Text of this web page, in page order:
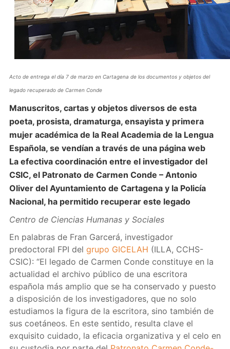
Acto de entrega el día 7 de marzo en Cartagena de los documentos y objetos del
legado recuperado de Carmen Conde
Manuscritos, cartas y objetos diversos de esta
poeta, prosista, dramaturga, ensayista y primera
mujer académica de la Real Academia de la Lengua
Española, se vendían a través de una página web
La efectiva coordinación entre el investigador del
CSIC, el Patronato de Carmen Conde – Antonio
Oliver del Ayuntamiento de Cartagena y la Policía
Nacional, ha permitido recuperar este legado
Centro de Ciencias Humanas y Sociales
En palabras de Fran Garcerá, investigador
predoctoral FPI del grupo GICELAH (ILLA, CCHS-
CSIC): “El legado de Carmen Conde constituye en la
actualidad el archivo público de una escritora
española más amplio que se ha conservado y puesto
a disposición de los investigadores, que no solo
estudiamos la figura de la escritora, sino también de
sus coetáneos. En este sentido, resulta clave el
exquisito cuidado, la eficacia organizativa y el celo en